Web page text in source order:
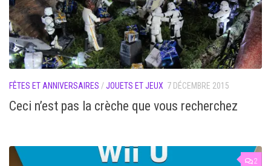
FÊTES ET ANNIVERSAIRES /JOUETS ET JEUX 7 DÉCEMBRE 2015
Ceci n’est pas la crèche que vous recherchez
2